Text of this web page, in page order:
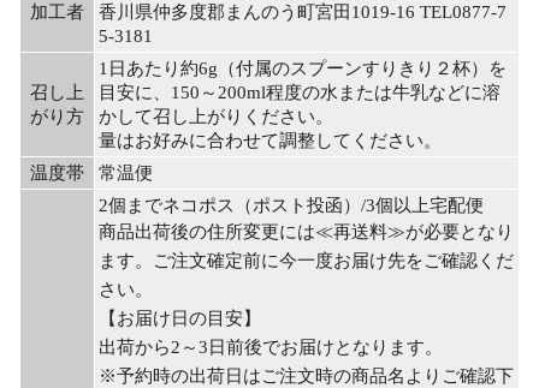
加工者
香川県仲多度郡まんのう町宮田1019-16 TEL0877-7
5-3181
召し上
がり方
1日あたり約6g（付属のスプーンすりきり２杯）を
目安に、150～200ml程度の水または牛乳などに溶
かして召し上がりください。
量はお好みに合わせて調整してください。
温度帯
常温便
2個までネコポス（ポスト投函）/3個以上宅配便
商品出荷後の住所変更には≪再送料≫が必要となり
ます。ご注文確定前に今一度お届け先をご確認くだ
さい。
【お届け日の目安】
出荷から2～3日前後でお届けとなります。
※予約時の出荷日はご注文時の商品名よりご確認下